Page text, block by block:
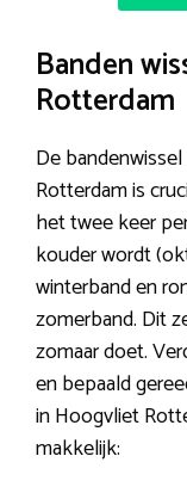
Banden
Rotterdam
De
Rotterdam is
het twee keer
kouder wordt
winterband en
zomerband. Dit
zomaar doet.
en bepaald
in Hoogvliet
makkelijk: